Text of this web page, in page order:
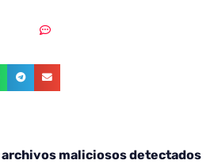
archivos maliciosos detectados